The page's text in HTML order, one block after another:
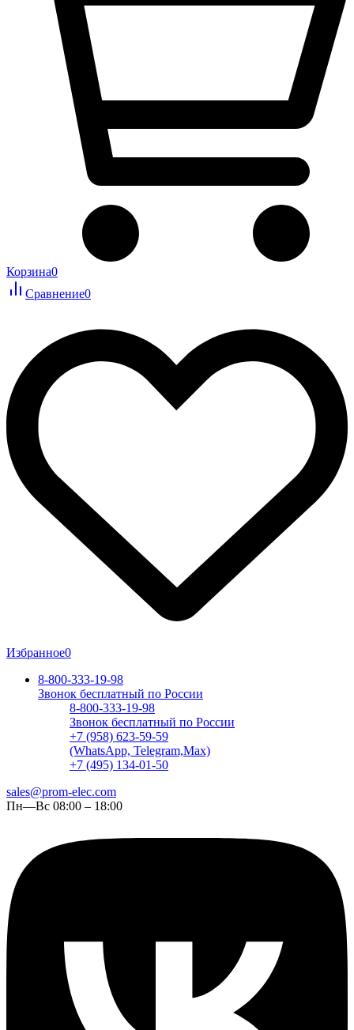
Корзина0
Сравнение0
Избранное0
8-800-333-19-98
Звонок бесплатный по России
8-800-333-19-98
Звонок бесплатный по России
+7 (958) 623-59-59
(WhatsApp, Telegram,Max)
+7 (495) 134-01-50
sales@prom-elec.com
Пн—Вс 08:00 – 18:00